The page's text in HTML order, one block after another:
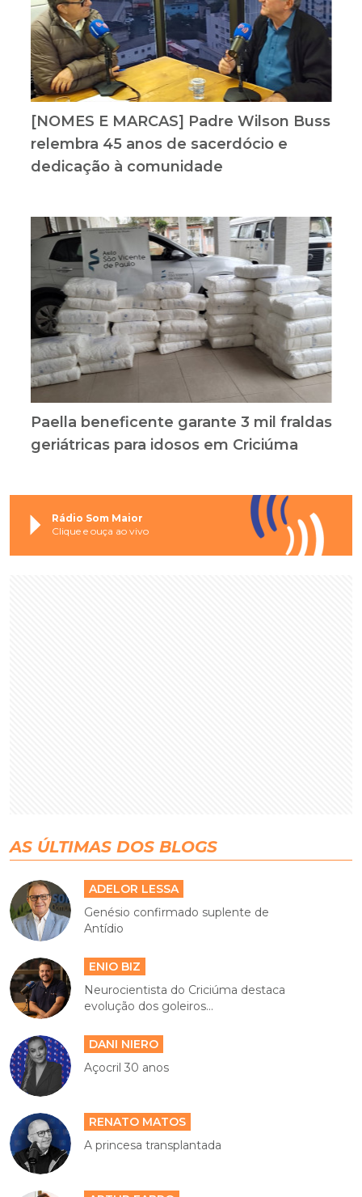
[NOMES E MARCAS] Padre Wilson Buss
relembra 45 anos de sacerdócio e
dedicação à comunidade
Paella beneficente garante 3 mil fraldas
geriátricas para idosos em Criciúma
Rádio Som Maior
Clique e ouça ao vivo
AS ÚLTIMAS DOS BLOGS
ADELOR LESSA
Genésio confirmado suplente de
Antídio
ENIO BIZ
Neurocientista do Criciúma destaca
evolução dos goleiros...
DANI NIERO
Açocril 30 anos
RENATO MATOS
A princesa transplantada